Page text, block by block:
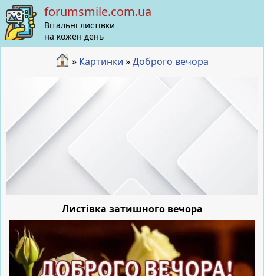
forumsmile.com.ua
Вітальні листівки
на кожен день
» Картинки »Доброго вечора
Листівка затишного вечора